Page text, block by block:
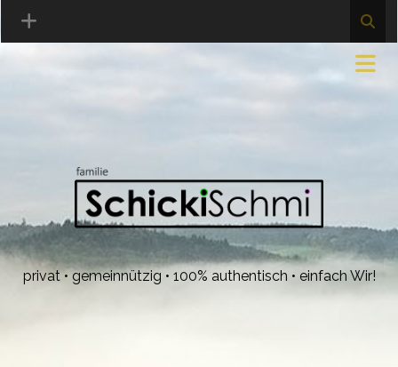
privat • gemeinnützig • 100% authentisch • einfach Wir!